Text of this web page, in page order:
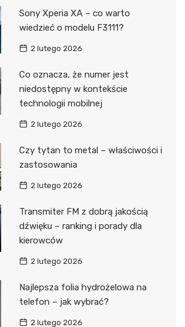
Sony Xperia XA – co warto
wiedzieć o modelu F3111?
2 lutego 2026
Co oznacza, że numer jest
niedostępny w kontekście
technologii mobilnej
2 lutego 2026
Czy tytan to metal – właściwości i
zastosowania
2 lutego 2026
Transmiter FM z dobrą jakością
dźwięku – ranking i porady dla
kierowców
2 lutego 2026
Najlepsza folia hydrożelowa na
telefon – jak wybrać?
2 lutego 2026